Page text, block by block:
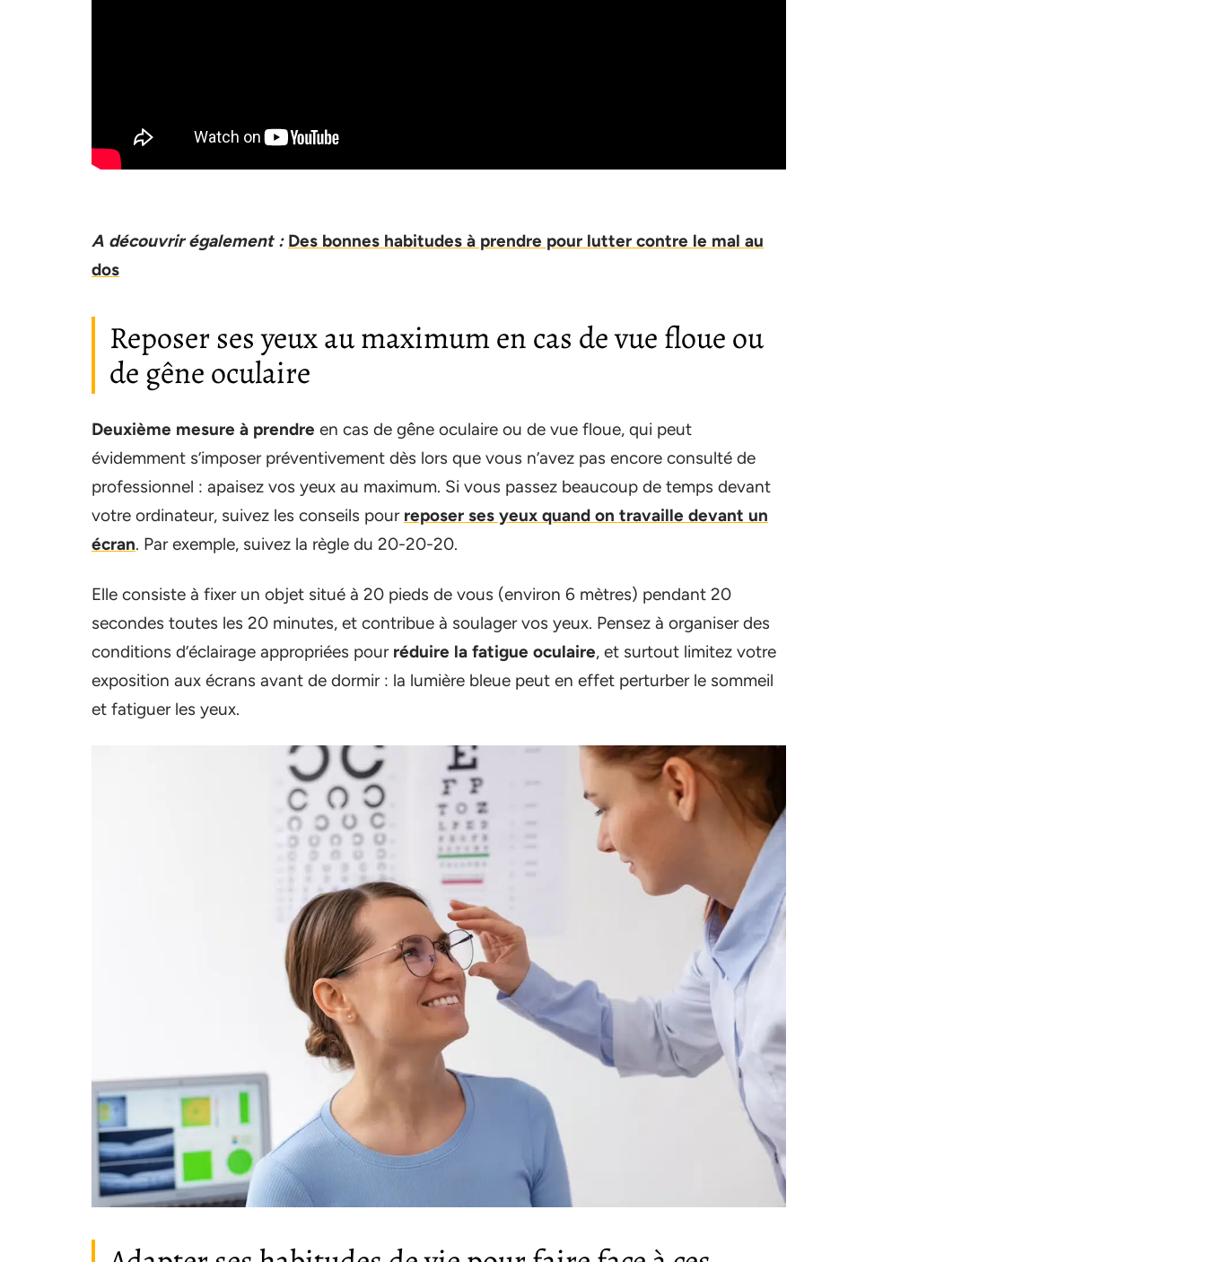
A découvrir également : Des bonnes habitudes à prendre pour lutter contre le mal au
dos
Reposer ses yeux au maximum en cas de vue floue ou
de gêne oculaire
Deuxième mesure à prendre en cas de gêne oculaire ou de vue floue, qui peut
évidemment s’imposer préventivement dès lors que vous n’avez pas encore consulté de
professionnel : apaisez vos yeux au maximum. Si vous passez beaucoup de temps devant
votre ordinateur, suivez les conseils pour reposer ses yeux quand on travaille devant un
écran. Par exemple, suivez la règle du 20-20-20.
Elle consiste à fixer un objet situé à 20 pieds de vous (environ 6 mètres) pendant 20
secondes toutes les 20 minutes, et contribue à soulager vos yeux. Pensez à organiser des
conditions d’éclairage appropriées pour réduire la fatigue oculaire, et surtout limitez votre
exposition aux écrans avant de dormir : la lumière bleue peut en effet perturber le sommeil
et fatiguer les yeux.